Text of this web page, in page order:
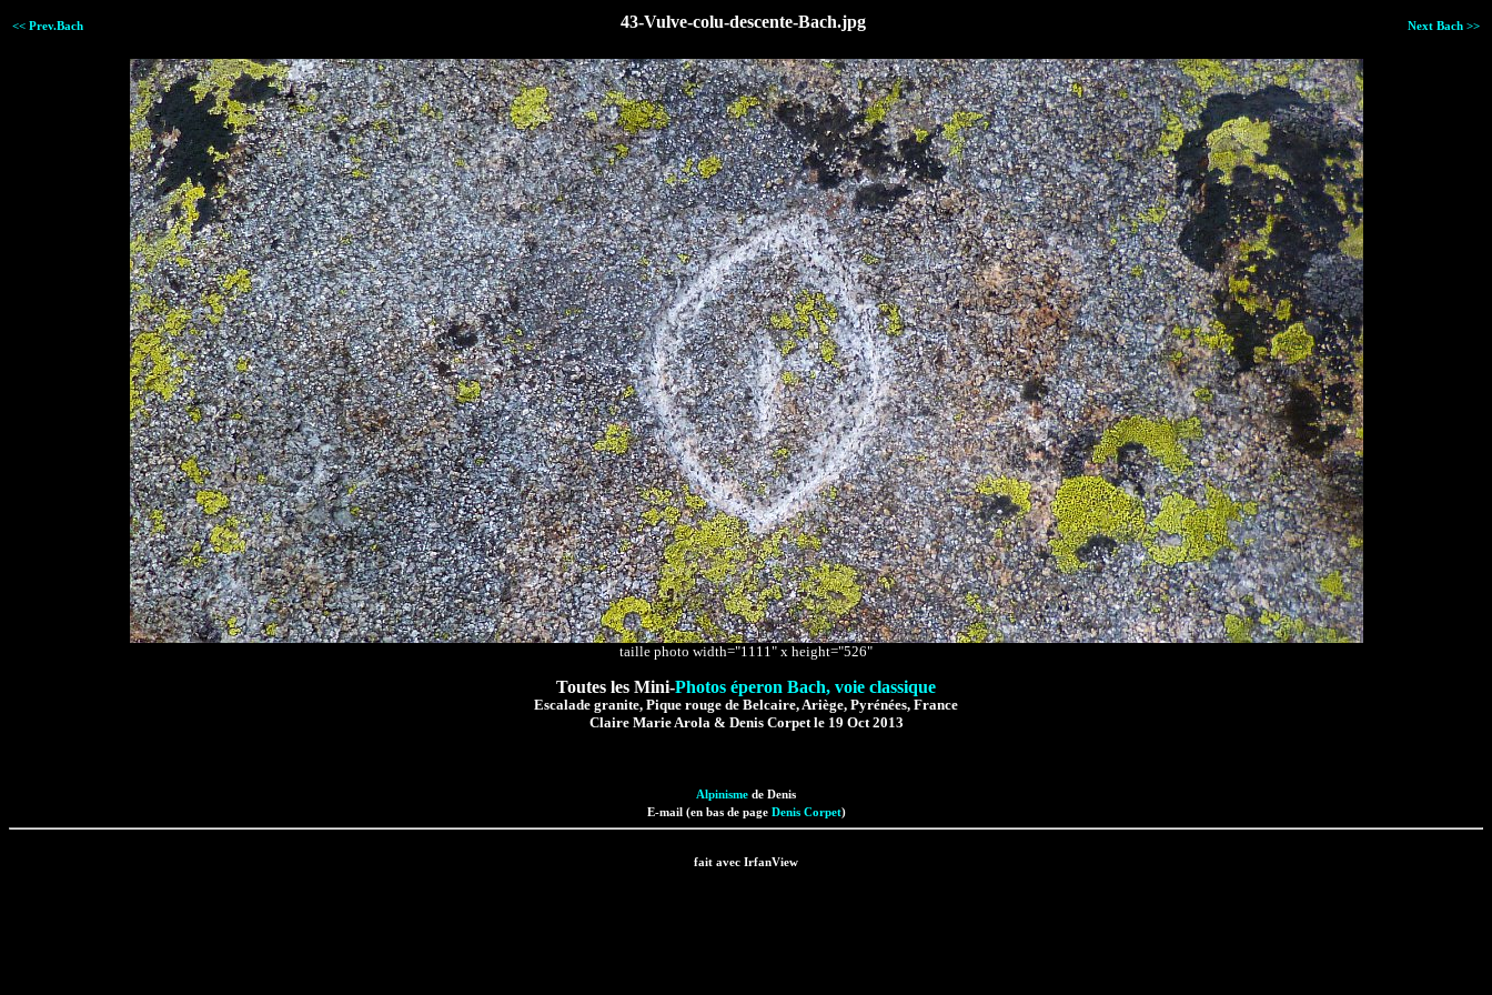
<< Prev.Bach 43-Vulve-colu-descente-Bach.jpg Next Bach >>
taille photo width="1111" x height="526"
Toutes les Mini-Photos éperon Bach, voie classique
Escalade granite, Pique rouge de Belcaire, Ariège, Pyrénées, France
Claire Marie Arola & Denis Corpet le 19 Oct 2013
Alpinisme de Denis
E-mail (en bas de page Denis Corpet)
fait avec IrfanView